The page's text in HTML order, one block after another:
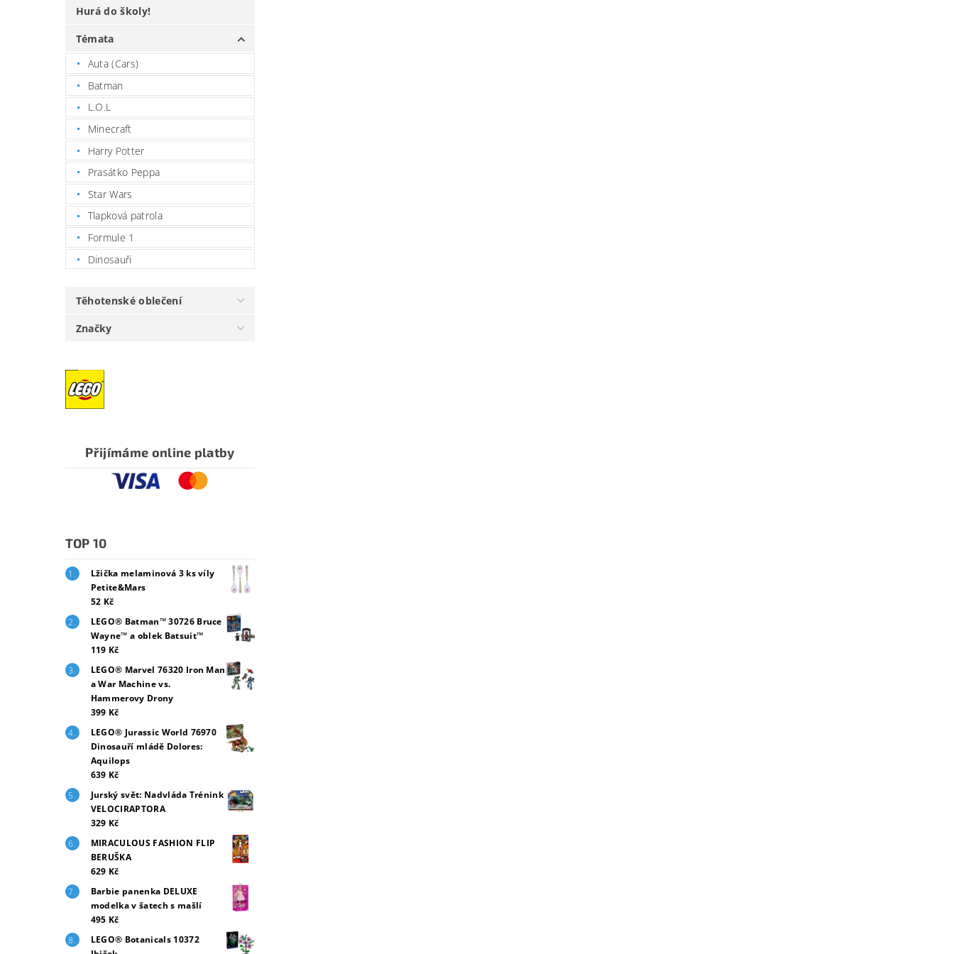
Hurá do školy!
Témata
Auta (Cars)
Batman
L.O.L
Minecraft
Harry Potter
Prasátko Peppa
Star Wars
Tlapková patrola
Formule 1
Dinosauři
Těhotenské oblečení
Značky
Přijímáme online platby
TOP 10
Lžička melaminová 3 ks víly
Petite&Mars
52 Kč
LEGO® Batman™ 30726 Bruce
Wayne™ a oblek Batsuit™
119 Kč
LEGO® Marvel 76320 Iron Man
a War Machine vs.
Hammerovy Drony
399 Kč
LEGO® Jurassic World 76970
Dinosauří mládě Dolores:
Aquilops
639 Kč
Jurský svět: Nadvláda Trénink
VELOCIRAPTORA
329 Kč
MIRACULOUS FASHION FLIP
BERUŠKA
629 Kč
Barbie panenka DELUXE
modelka v šatech s mašlí
495 Kč
LEGO® Botanicals 10372